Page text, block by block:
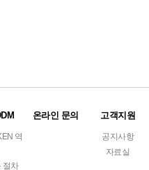
역
절차
온라인 문의 고객지원
공지사항
자료실